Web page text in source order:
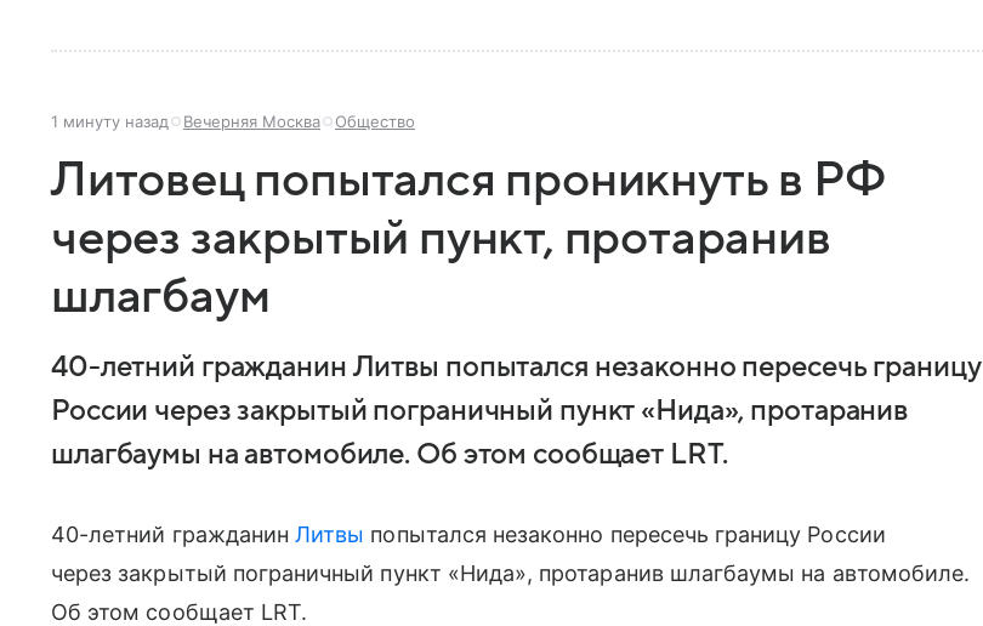
1 минуту назад Вечерняя Москва Общество
Литовец попытался проникнуть в РФ
через закрытый пункт, протаранив
шлагбаум
40-летний гражданин Литвы попытался незаконно пересечь границу
России через закрытый пограничный пункт «Нида», протаранив
шлагбаумы на автомобиле. Об этом сообщает LRT.
40-летний гражданинЛитвы попытался незаконно пересечь границу России
через закрытый пограничный пункт «Нида», протаранив шлагбаумы на автомобиле.
Об этом сообщает LRT.